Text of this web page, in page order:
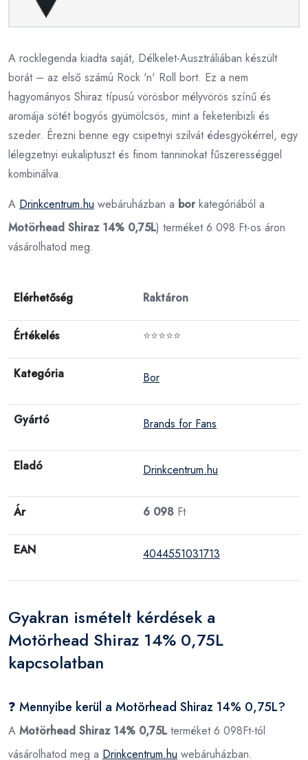
A rocklegenda kiadta saját, Délkelet-Ausztráliában készült
borát – az első számú Rock 'n' Roll bort. Ez a nem
hagyományos Shiraz típusú vörösbor mélyvörös színű és
aromája sötét bogyós gyümölcsös, mint a feketeribizli és
szeder. Érezni benne egy csipetnyi szilvát édesgyökérrel, egy
lélegzetnyi eukaliptuszt és finom tanninokat fűszerességgel
kombinálva.
A Drinkcentrum.hu webáruházban a borkategóriából a
Motörhead Shiraz 14% 0,75L) terméket 6 098 Ft-os áron
vásárolhatod meg.
Elérhetőség Raktáron
Értékelés ⭐⭐⭐⭐⭐
Kategória Bor
Gyártó Brands for Fans
Eladó Drinkcentrum.hu
Ár 6 098 Ft
EAN 4044551031713
Gyakran ismételt kérdések a
Motörhead Shiraz 14% 0,75L
kapcsolatban
❓ Mennyibe kerül a Motörhead Shiraz 14% 0,75L?
A Motörhead Shiraz 14% 0,75Lterméket 6 098Ft-tól
vásárolhatod meg a Drinkcentrum.hu webáruházban.